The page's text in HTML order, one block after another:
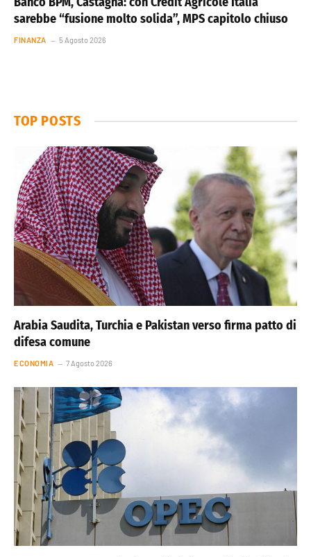
sarebbe “fusione molto solida”, MPS capitolo chiuso
FINANZA 5 Agosto 2026
TOP POSTS
Arabia Saudita, Turchia e Pakistan verso firma patto di
difesa comune
ECONOMIA 7 Agosto 2026